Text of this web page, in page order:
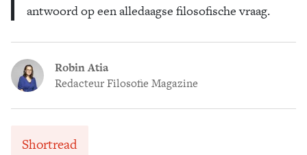
antwoord op een alledaagse filosofische vraag.
Robin Atia
Redacteur Filosofie Magazine
Shortread